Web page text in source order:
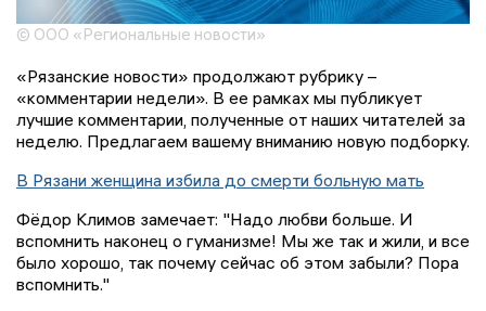
© ООО «Региональные новости»
«Рязанские новости» продолжают рубрику –
«комментарии недели». В ее рамках мы публикует
лучшие комментарии, полученные от наших читателей за
неделю. Предлагаем вашему вниманию новую подборку.
В Рязани женщина избила до смерти больную мать
Фёдор Климов замечает: "Надо любви больше. И
вспомнить наконец о гуманизме! Мы же так и жили, и все
было хорошо, так почему сейчас об этом забыли? Пора
вспомнить."